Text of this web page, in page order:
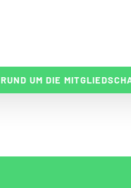
RUND UM DIE